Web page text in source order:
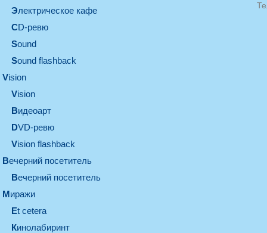
электрическое кафе
CD-ревю
sound
Sound flashback
vision
vision
видеоарт
DVD-ревю
Vision flashback
вечерний посетитель
вечерний посетитель
миражи
et cetera
кинолабиринт